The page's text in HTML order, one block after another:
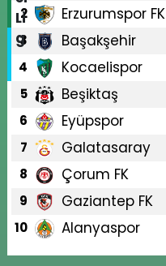
2 Erzurumspor FK
3 Başakşehir
4 Kocaelispor
5 Beşiktaş
6 Eyüpspor
7 Galatasaray
8 Çorum FK
9 Gaziantep FK
10 Alanyaspor